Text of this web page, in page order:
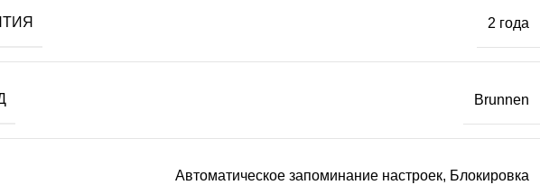
2 года
Brunnen
Автоматическое запоминание настроек, Блокировка